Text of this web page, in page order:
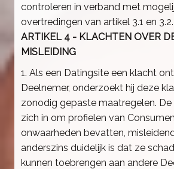
controleren in verband met
overtredingen van artikel 3.1 en 3.2.
ARTIKEL 4 - KLACHTEN OVER
MISLEIDING
1. Als een Datingsite een klacht
Deelnemer, onderzoekt hij deze
zonodig gepaste maatregelen.
zich in om profielen van
onwaarheden bevatten,
anderszins duidelijk is dat ze
kunnen toebrengen aan andere